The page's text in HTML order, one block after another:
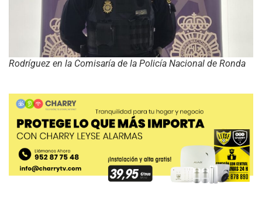
Rodríguez en la Comisaría de la Policía Nacional de Ronda